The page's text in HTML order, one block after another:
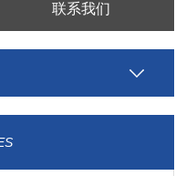
联系我们